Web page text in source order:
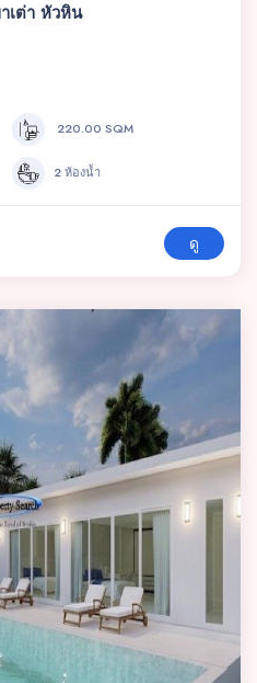
เต่า หัวหิน
220.00 SQM
2 ห้องน้ำ
ดู